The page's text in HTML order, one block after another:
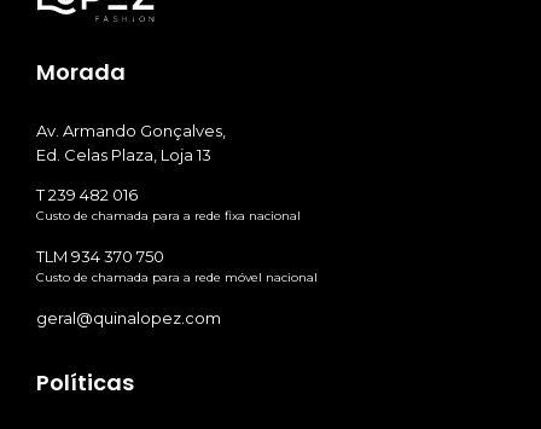
Morada
Av. Armando Gonçalves,
Ed. Celas Plaza, Loja 13
T 239 482 016
Custo de chamada para a rede fixa nacional
TLM 934 370 750
Custo de chamada para a rede móvel nacional
geral@quinalopez.com
Políticas